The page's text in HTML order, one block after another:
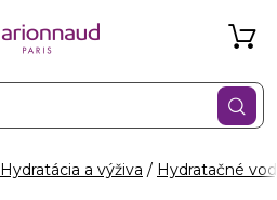
Hydratácia a výživa Hydratačné